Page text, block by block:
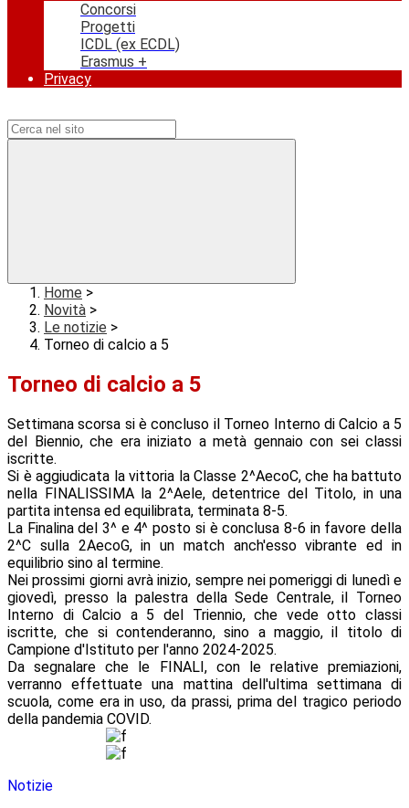
Concorsi
Progetti
ICDL (ex ECDL)
Erasmus +
Privacy
Home >
Novità >
Le notizie >
Torneo di calcio a 5
Torneo di calcio a 5
Settimana scorsa si è concluso il Torneo Interno di Calcio a 5
del Biennio, che era iniziato a metà gennaio con sei classi
iscritte.
Si è aggiudicata la vittoria la Classe 2^AecoC, che ha battuto
nella FINALISSIMA la 2^Aele, detentrice del Titolo, in una
partita intensa ed equilibrata, terminata 8-5.
La Finalina del 3^ e 4^ posto si è conclusa 8-6 in favore della
2^C sulla 2AecoG, in un match anch'esso vibrante ed in
equilibrio sino al termine.
Nei prossimi giorni avrà inizio, sempre nei pomeriggi di lunedì e
giovedì, presso la palestra della Sede Centrale, il Torneo
Interno di Calcio a 5 del Triennio, che vede otto classi
iscritte, che si contenderanno, sino a maggio, il titolo di
Campione d'Istituto per l'anno 2024-2025.
Da segnalare che le FINALI, con le relative premiazioni,
verranno effettuate una mattina dell'ultima settimana di
scuola, come era in uso, da prassi, prima del tragico periodo
della pandemia COVID.
Notizie